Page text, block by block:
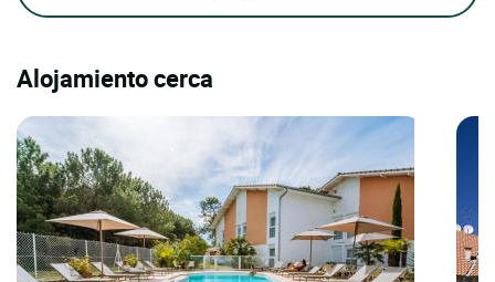
Alojamiento cerca